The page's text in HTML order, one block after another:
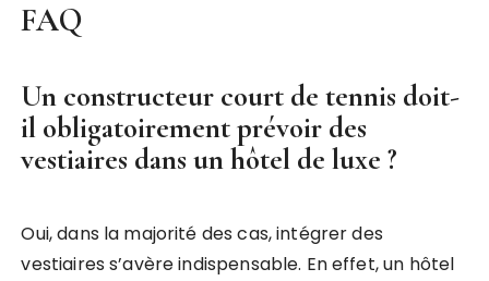
FAQ
Un constructeur court de tennis doit-
il obligatoirement prévoir des
vestiaires dans un hôtel de luxe ?
Oui, dans la majorité des cas, intégrer des
vestiaires s’avère indispensable. En effet, un hôtel